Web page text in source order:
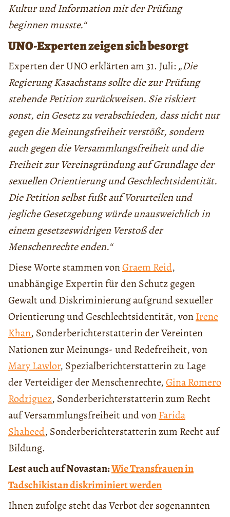
Kultur und Information mit der Prüfung
beginnen musste.“
UNO-Experten zeigen sich besorgt
Experten der UNO erklärten am 31. Juli: „Die
Regierung Kasachstans sollte die zur Prüfung
stehende Petition zurückweisen. Sie riskiert
sonst, ein Gesetz zu verabschieden, dass nicht nur
gegen die Meinungsfreiheit verstößt, sondern
auch gegen die Versammlungsfreiheit und die
Freiheit zur Vereinsgründung auf Grundlage der
sexuellen Orientierung und Geschlechtsidentität.
Die Petition selbst fußt auf Vorurteilen und
jegliche Gesetzgebung würde unausweichlich in
einem gesetzeswidrigen Verstoß der
Menschenrechte enden.“
Diese Worte stammen vonGraem Reid,
unabhängige Expertin für den Schutz gegen
Gewalt und Diskriminierung aufgrund sexueller
Orientierung und Geschlechtsidentität, vonIrene
Khan, Sonderberichterstatterin der Vereinten
Nationen zur Meinungs- und Redefreiheit, von
Mary Lawlor, Spezialberichterstatterin zu Lage
der Verteidiger der Menschenrechte,Gina Romero
Rodriguez, Sonderberichterstatterin zum Recht
auf Versammlungsfreiheit und vonFarida
Shaheed, Sonderberichterstatterin zum Recht auf
Bildung.
Lest auch auf Novastan:Wie Transfrauen in
Tadschikistan diskriminiert werden
Ihnen zufolge steht das Verbot der sogenannten